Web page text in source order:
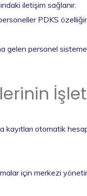
iletişim sağlanır.
PDKS
gelen personel
otomatik
için merkezi